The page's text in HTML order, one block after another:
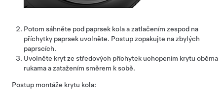
Potom sáhněte pod paprsek kola a zatlačením zespod na
příchytky paprsek uvolněte. Postup zopakujte na zbylých
paprscích.
Uvolněte kryt ze středových příchytek uchopením krytu oběma
rukama a zatažením směrem k sobě.
Postup montáže krytu kola: